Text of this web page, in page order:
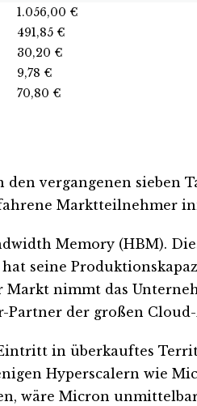
1.056,00 €
491,85 €
30,20 €
9,78 €
70,80 €
vergangenen sieben
Marktteilnehmer
Memory (HBM).
seine
nimmt das
Partner der großen
in überkauftes
Hyperscalern wie
wäre Micron